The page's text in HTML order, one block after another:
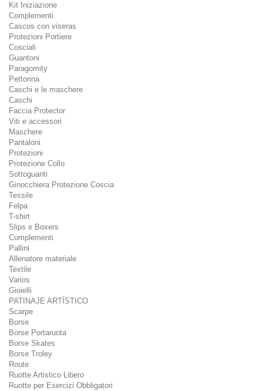
Kit Iniziazione
Complementi
Cascos con viseras
Protezioni Portiere
Cosciali
Guantoni
Paragomity
Pettorina
Caschi e le maschere
Caschi
Faccia Protector
Viti e accessori
Maschere
Pantaloni
Protezioni
Protezione Collo
Sottoguanti
Ginocchiera Protezione Coscia
Tessile
Felpa
T-shirt
Slips e Boxers
Complementi
Pallini
Allenatore materiale
Textile
Varios
Gioielli
PATINAJE ARTÍSTICO
Scarpe
Borse
Borse Portaruota
Borse Skates
Borse Troley
Route
Ruotte Artistico Libero
Ruotte per Esercizi Obbligatori